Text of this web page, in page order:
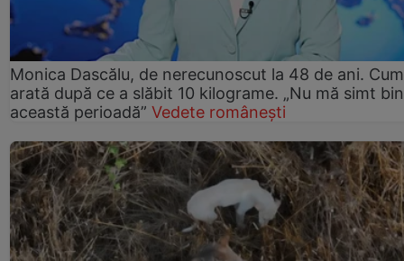
Monica Dascălu, de nerecunoscut la 48 de ani. Cum
arată după ce a slăbit 10 kilograme. „Nu mă simt
această perioadă” Vedete românești